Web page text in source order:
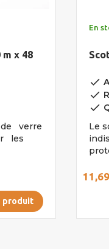
x 48
verre
les
produit
En
done
done
done
Le